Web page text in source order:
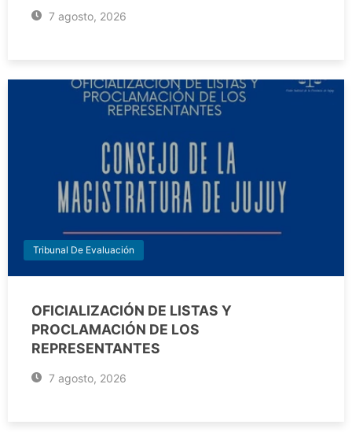
7 agosto, 2026
Tribunal De Evaluación
OFICIALIZACIÓN DE LISTAS Y
PROCLAMACIÓN DE LOS
REPRESENTANTES
7 agosto, 2026